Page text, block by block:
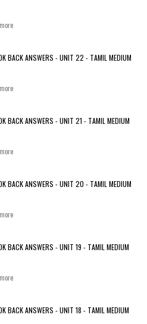
BACK ANSWERS - UNIT 22 - TAMIL MEDIUM
BACK ANSWERS - UNIT 21 - TAMIL MEDIUM
BACK ANSWERS - UNIT 20 - TAMIL MEDIUM
BACK ANSWERS - UNIT 19 - TAMIL MEDIUM
BACK ANSWERS - UNIT 18 - TAMIL MEDIUM